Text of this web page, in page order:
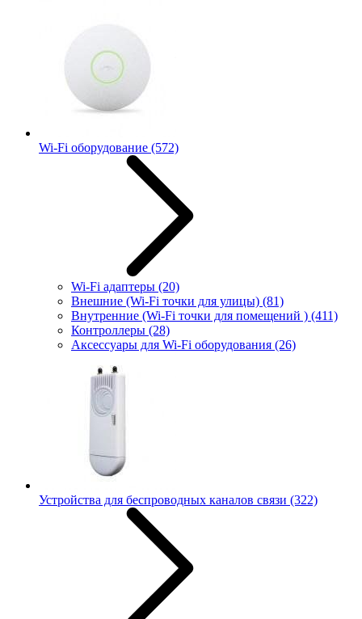
Wi-Fi оборудование (572)
Wi-Fi адаптеры (20)
Внешние (Wi-Fi точки для улицы) (81)
Внутренние (Wi-Fi точки для помещений ) (411)
Контроллеры (28)
Аксессуары для Wi-Fi оборудования (26)
Устройства для беспроводных каналов связи (322)